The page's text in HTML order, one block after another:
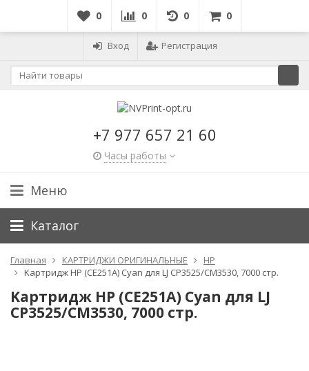
0 0 0 0
Вход Регистрация
+7 977 657 21 60
Часы работы
Меню
Каталог
Главная КАРТРИДЖИ ОРИГИНАЛЬНЫЕ
HP
Kартридж HP (CE251A) Cyan для LJ CP3525/CM3530, 7000 стр.
Kартридж HP (CE251A) Cyan для LJ
CP3525/CM3530, 7000 стр.